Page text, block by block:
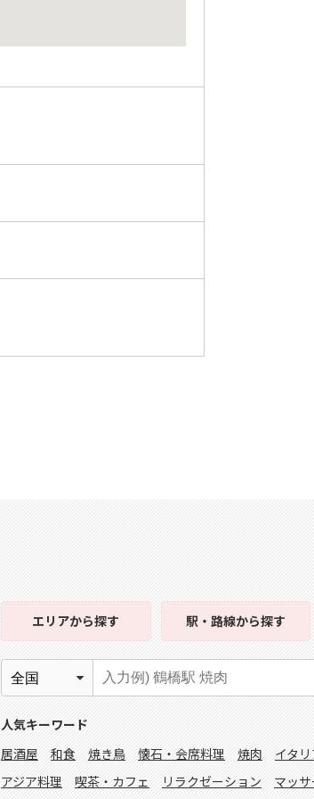
エリアから探す 駅・路線から探す
人気キーワード
居酒屋
和食 焼き鳥 懐石・会席料理 焼肉 イタ
アジア料理
喫茶・カフェ リラクゼーション マッ